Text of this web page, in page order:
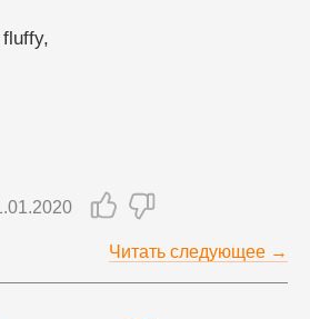
Читать следующее →